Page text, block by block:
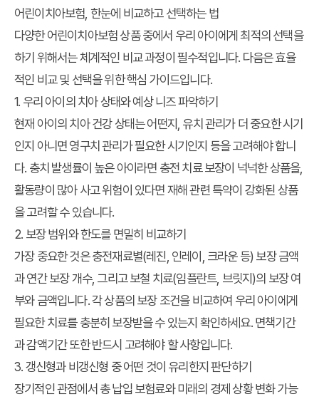
어린이치아보험, 한눈에 비교하고 선택하는 법
다양한 어린이치아보험 상품 중에서 우리 아이에게 최적의 선택을
하기 위해서는 체계적인 비교 과정이 필수적입니다. 다음은 효율
적인 비교 및 선택을 위한 핵심 가이드입니다.
1. 우리 아이의 치아 상태와 예상 니즈 파악하기
현재 아이의 치아 건강 상태는 어떤지, 유치 관리가 더 중요한 시기
인지 아니면 영구치 관리가 필요한 시기인지 등을 고려해야 합니
다. 충치 발생률이 높은 아이라면 충전 치료 보장이 넉넉한 상품을,
활동량이 많아 사고 위험이 있다면 재해 관련 특약이 강화된 상품
을 고려할 수 있습니다.
2. 보장 범위와 한도를 면밀히 비교하기
가장 중요한 것은 충전재료별(레진, 인레이, 크라운 등) 보장 금액
과 연간 보장 개수, 그리고 보철 치료(임플란트, 브릿지)의 보장 여
부와 금액입니다. 각 상품의 보장 조건을 비교하여 우리 아이에게
필요한 치료를 충분히 보장받을 수 있는지 확인하세요. 면책기간
과 감액기간 또한 반드시 고려해야 할 사항입니다.
3. 갱신형과 비갱신형 중 어떤 것이 유리한지 판단하기
장기적인 관점에서 총 납입 보험료와 미래의 경제 상황 변화 가능